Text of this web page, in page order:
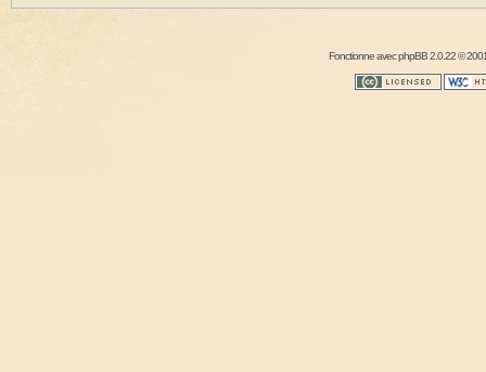
Fonctionne avecphpBB2.0.22 ©